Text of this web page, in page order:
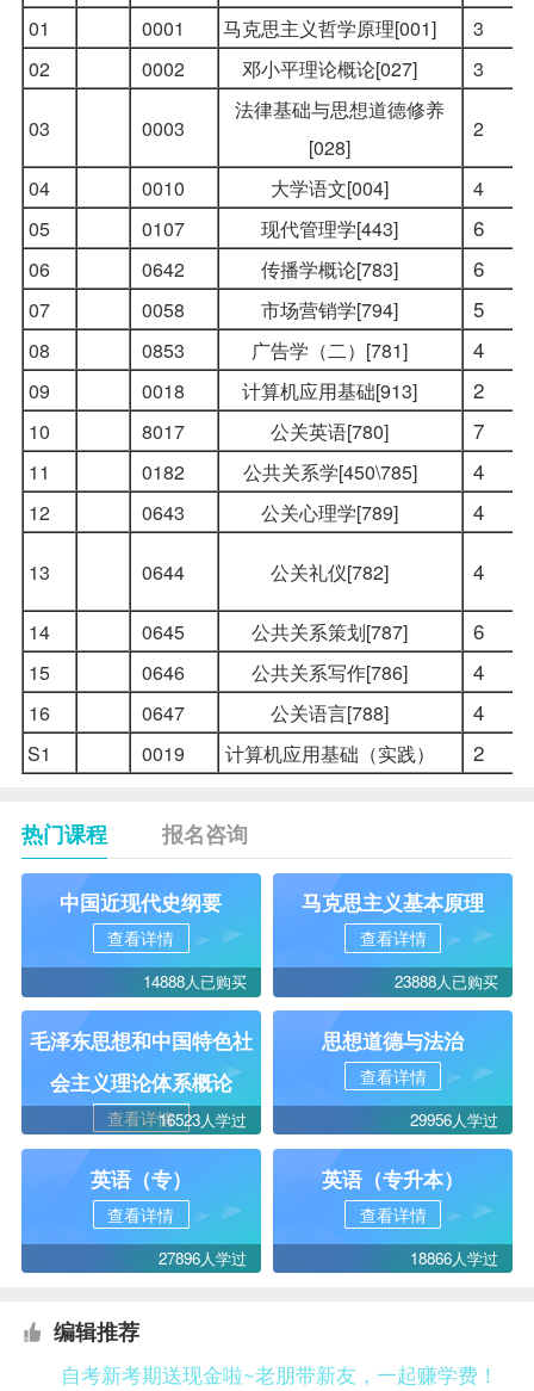
01
0001 马克思主义哲学原理[001]
3
02
0002 邓小平理论概论[027] 3
03 0003
法律基础与思想道德修养
[028]
2
04 0010 大学语文[004]
4
05
0107 现代管理学[443] 6
06 0642 传播学概论[783] 6
07 0058 市场营销学[794] 5
08 0853 广告学（二）[781] 4
09 0018 计算机应用基础[913] 2
10 8017 公关英语[780] 7
11 0182 公共关系学[450\785] 4
12 0643 公关心理学[789] 4
13 0644 公关礼仪[782] 4
14 0645 公共关系策划[787] 6
15 0646 公共关系写作[786] 4
16 0647 公关语言[788] 4
S1 0019 计算机应用基础（实践） 2
热门课程 报名咨询
中国近现代史纲要
查看详情
14888人已购买
马克思主义基本原理
查看详情
23888人已购买
毛泽东思想和中国特色社
会主义理论体系概论
查看详情16523人学过
思想道德与法治
查看详情
29956人学过
英语（专）
查看详情
27896人学过
英语（专升本）
查看详情
18866人学过
编辑推荐
自考新考期送现金啦~老朋带新友，一起赚学费！